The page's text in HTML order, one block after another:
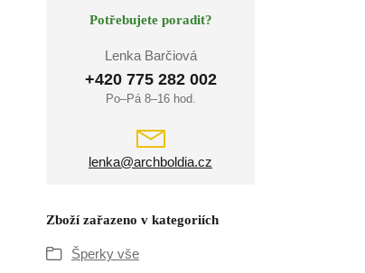
Potřebujete poradit?
Lenka Barčiová
+420 775 282 002
Po–Pá 8–16 hod.
lenka@archboldia.cz
Zboží zařazeno v kategoriích
Šperky vše